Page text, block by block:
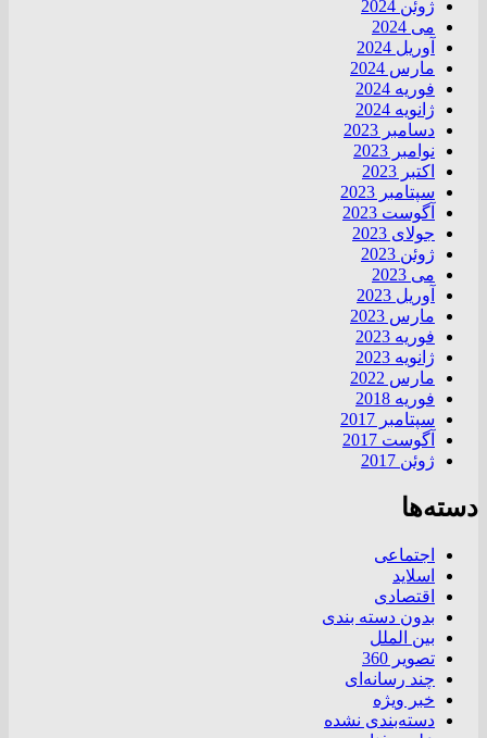
ژوئن 2024
می 2024
آوریل 2024
مارس 2024
فوریه 2024
ژانویه 2024
دسامبر 2023
نوامبر 2023
اکتبر 2023
سپتامبر 2023
آگوست 2023
جولای 2023
ژوئن 2023
می 2023
آوریل 2023
مارس 2023
فوریه 2023
ژانویه 2023
مارس 2022
فوریه 2018
سپتامبر 2017
آگوست 2017
ژوئن 2017
دسته‌ها
اجتماعی
اسلاید
اقتصادی
بدون دسته بندی
بین الملل
تصویر 360
چند رسانه‌ای
خبر ویژه
دسته‌بندی نشده